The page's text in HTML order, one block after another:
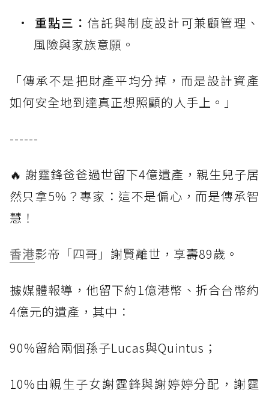
重點三：信託與制度設計可兼顧管理、
風險與家族意願。
「傳承不是把財產平均分掉，而是設計資產
如何安全地到達真正想照顧的人手上。」
------
🔥 謝霆鋒爸爸過世留下4億遺產，親生兒子居
然只拿5%？專家：這不是偏心，而是傳承智
慧！
香港影帝「四哥」謝賢離世，享壽89歲。
據媒體報導，他留下約1億港幣、折合台幣約
4億元的遺產，其中：
90%留給兩個孫子Lucas與Quintus；
10%由親生子女謝霆鋒與謝婷婷分配，謝霆